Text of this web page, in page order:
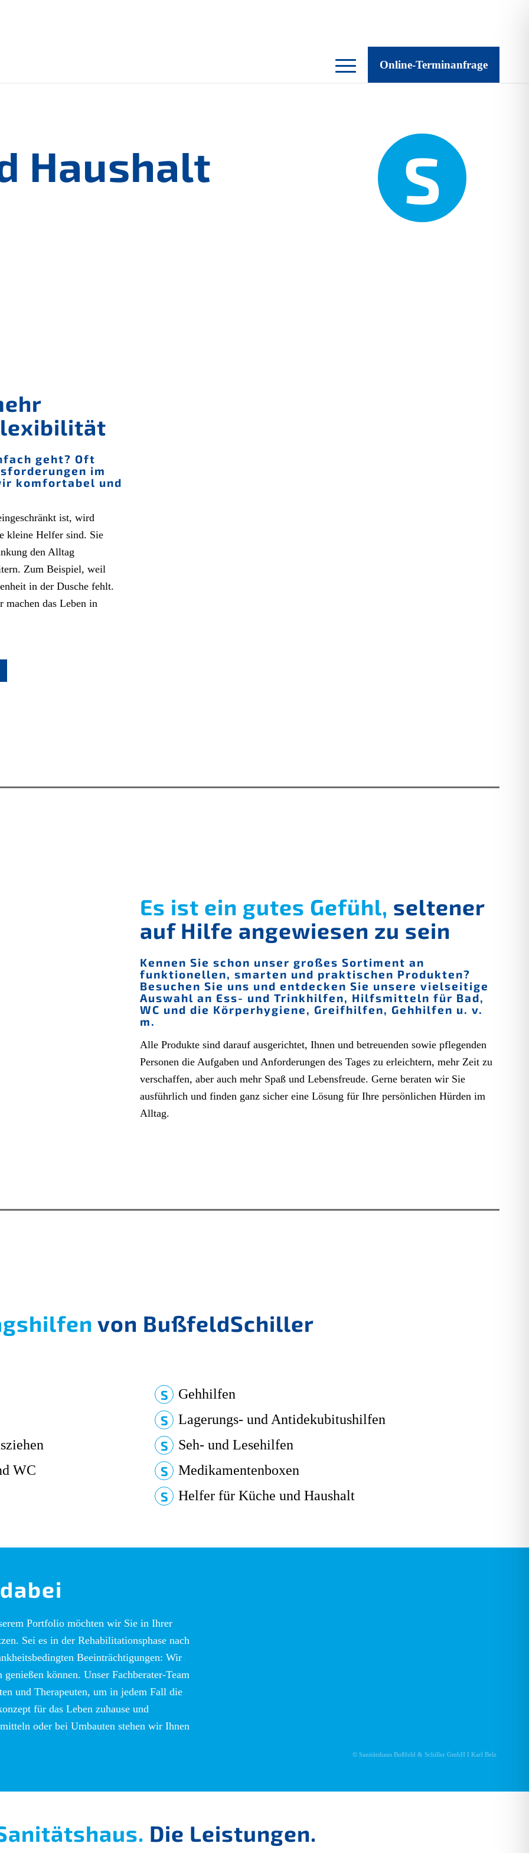
Online-Terminanfrage
Haushalt
geht? Oft
im
komfortabel und
ist, wird
kleine Helfer sind. Sie
den Alltag
Zum Beispiel, weil
in der Dusche fehlt.
das Leben in
Es ist ein gutes Gefühl, seltener
auf Hilfe angewiesen zu sein
Kennen Sie schon unser großes Sortiment an
funktionellen, smarten und praktischen Produkten?
Besuchen Sie uns und entdecken Sie unsere vielseitige
Auswahl an Ess- und Trinkhilfen, Hilfsmitteln für Bad,
WC und die Körperhygiene, Greifhilfen, Gehhilfen u. v.
m.
Alle Produkte sind darauf ausgerichtet, Ihnen und betreuenden sowie pflegenden
Personen die Aufgaben und Anforderungen des Tages zu erleichtern, mehr Zeit zu
verschaffen, aber auch mehr Spaß und Lebensfreude. Gerne beraten wir Sie
ausführlich und finden ganz sicher eine Lösung für Ihre persönlichen Hürden im
Alltag.
von BußfeldSchiller
WC
Gehhilfen
Lagerungs- und Antidekubitushilfen
Seh- und Lesehilfen
Medikamentenboxen
Helfer für Küche und Haushalt
Portfolio möchten wir Sie in Ihrer
Sei es in der Rehabilitationsphase nach
Beeinträchtigungen: Wir
können. Unser Fachberater-Team
und Therapeuten, um in jedem Fall die
für das Leben zuhause und
oder bei Umbauten stehen wir Ihnen
© Sanitätshaus Bußfeld & Schiller GmbH I Karl Belz
Die Leistungen.